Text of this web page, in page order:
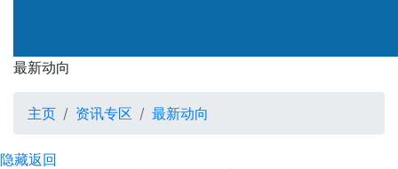
最新动向
最新动向
主页 资讯专区 最新动向
隐藏返回